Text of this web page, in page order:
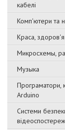
кабелі
Комп'ютери та
Краса, здоров'я
Микросхемы,
Музыка
Програматори,
Arduino
Системи